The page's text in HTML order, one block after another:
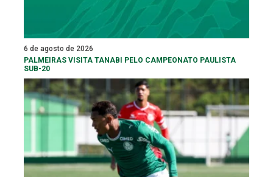
6 de agosto de 2026
PALMEIRAS VISITA TANABI PELO CAMPEONATO PAULISTA
SUB-20